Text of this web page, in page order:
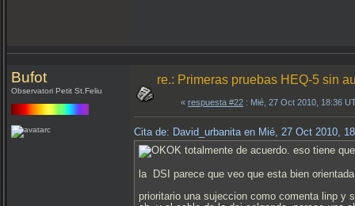
Bufot
Observatori Petit St.Feliu
re.: Primeras pruebas HEQ-5 sin
« respuesta #22 : Mié, 27 Oct 2010, 18:36
Cita de: David_urbanita en Mié, 27 Oct 2010,
totalmente de acuerdo. eso tiene
la DSI parece que veo que esta bien
prioritario una sujeccion como comenta linp y